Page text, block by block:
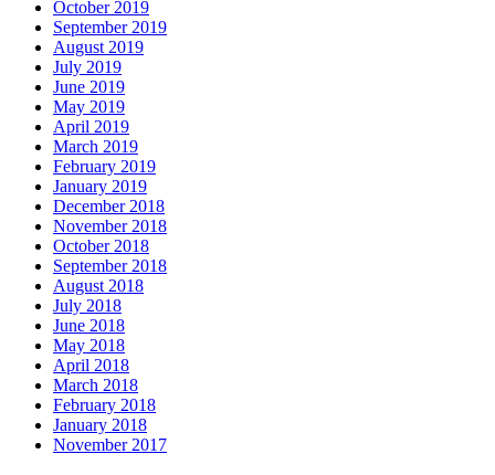
October 2019
September 2019
August 2019
July 2019
June 2019
May 2019
April 2019
March 2019
February 2019
January 2019
December 2018
November 2018
October 2018
September 2018
August 2018
July 2018
June 2018
May 2018
April 2018
March 2018
February 2018
January 2018
November 2017